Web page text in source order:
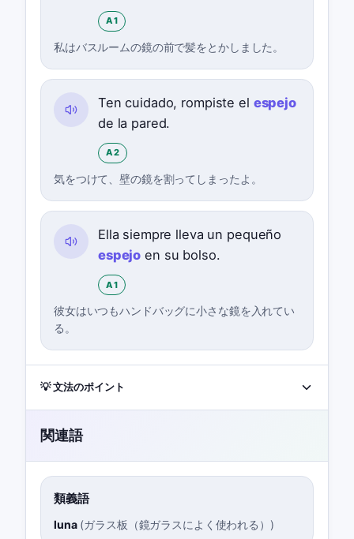
A1
私はバスルームの鏡の前で髪をとかしました。
Ten cuidado, rompiste el espejo
de la pared.
A2
気をつけて、壁の鏡を割ってしまったよ。
Ella siempre lleva un pequeño
espejo en su bolso.
A1
彼女はいつもハンドバッグに小さな鏡を入れてい
る。
💡 文法のポイント
関連語
類義語
luna(ガラス板（鏡ガラスによく使われる） )